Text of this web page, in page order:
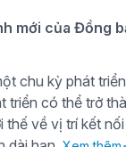
mới của Đồng
chu kỳ phát
triển có thể trở
về vị trí kết